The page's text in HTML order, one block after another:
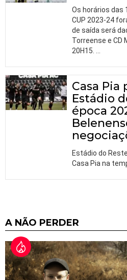
Os horários das
CUP 2023-24
de saída será
Torreense e CD
20H15. …
Casa Pia
Estádio
época
Estádio do
Casa Pia na
A NÃO PERDER